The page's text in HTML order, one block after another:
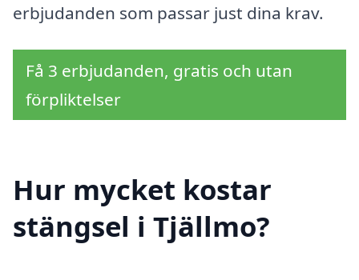
erbjudanden som passar just dina krav.
Få 3 erbjudanden, gratis och utan
förpliktelser
Hur mycket kostar
stängsel i Tjällmo?